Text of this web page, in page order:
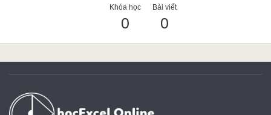
Google Sheet
Khóa học
0
Bài viết
0